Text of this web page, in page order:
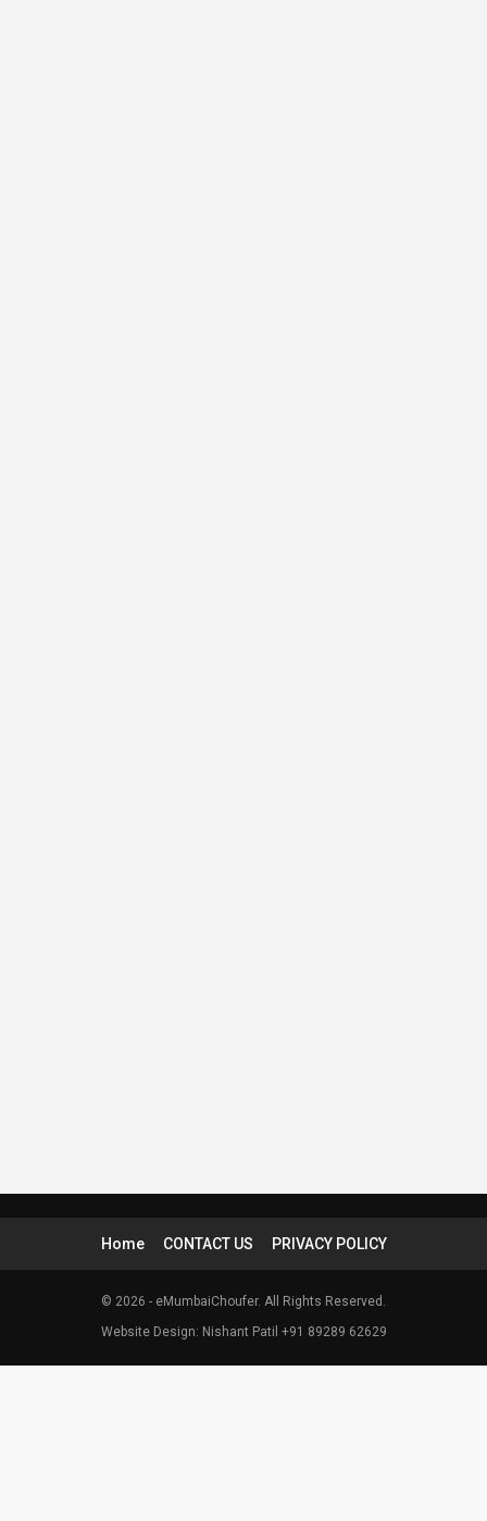
Home CONTACT US PRIVACY POLICY
© 2026 - eMumbaiChoufer. All Rights Reserved.
Website Design: Nishant Patil +91 89289 62629